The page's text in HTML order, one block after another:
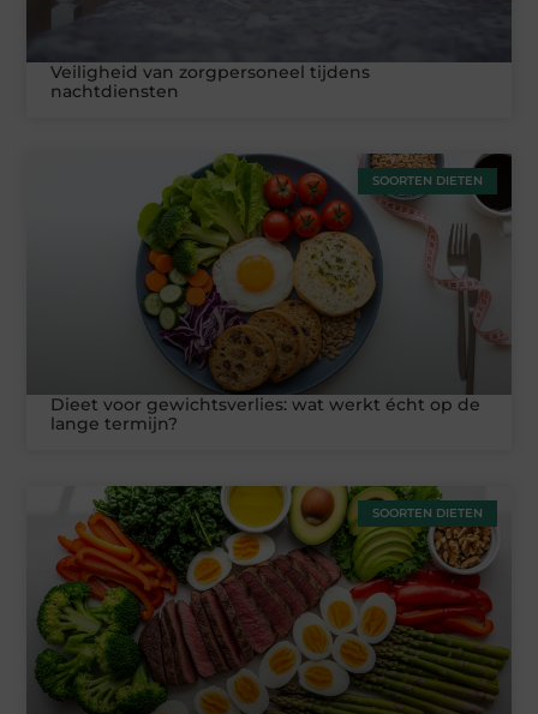
Veiligheid van zorgpersoneel tijdens
nachtdiensten
SOORTEN DIETEN
Dieet voor gewichtsverlies: wat werkt écht op de
lange termijn?
SOORTEN DIETEN